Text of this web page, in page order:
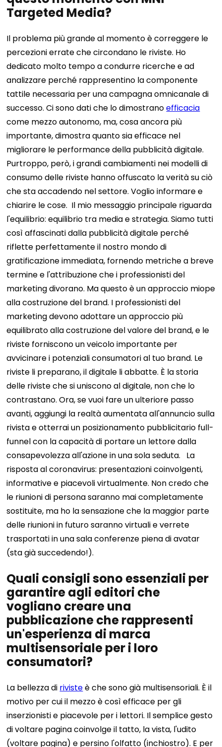
Targeted Media?
Il problema più grande al momento è correggere le
percezioni errate che circondano le riviste. Ho
dedicato molto tempo a condurre ricerche e ad
analizzare perché rappresentino la componente
tattile necessaria per una campagna omnicanale di
successo. Ci sono dati che lo dimostranoefficacia
come mezzo autonomo, ma, cosa ancora più
importante, dimostra quanto sia efficace nel
migliorare le performance della pubblicità digitale.
Purtroppo, però, i grandi cambiamenti nei modelli di
consumo delle riviste hanno offuscato la verità su ciò
che sta accadendo nel settore. Voglio informare e
chiarire le cose. Il mio messaggio principale riguarda
l'equilibrio: equilibrio tra media e strategia. Siamo tutti
così affascinati dalla pubblicità digitale perché
riflette perfettamente il nostro mondo di
gratificazione immediata, fornendo metriche a breve
termine e l'attribuzione che i professionisti del
marketing divorano. Ma questo è un approccio miope
alla costruzione del brand. I professionisti del
marketing devono adottare un approccio più
equilibrato alla costruzione del valore del brand, e le
riviste forniscono un veicolo importante per
avvicinare i potenziali consumatori al tuo brand. Le
riviste li preparano, il digitale li abbatte. È la storia
delle riviste che si uniscono al digitale, non che lo
contrastano. Ora, se vuoi fare un ulteriore passo
avanti, aggiungi la realtà aumentata all'annuncio sulla
rivista e otterrai un posizionamento pubblicitario full-
funnel con la capacità di portare un lettore dalla
consapevolezza all'azione in una sola seduta.
La
risposta al coronavirus: presentazioni coinvolgenti,
informative e piacevoli virtualmente. Non credo che
le riunioni di persona saranno mai completamente
sostituite, ma ho la sensazione che la maggior parte
delle riunioni in futuro saranno virtuali e verrete
trasportati in una sala conferenze piena di avatar
(sta già succedendo!).
Quali consigli sono essenziali per
garantire agli editori che
vogliano creare una
pubblicazione che rappresenti
un'esperienza di marca
multisensoriale per i loro
consumatori?
La bellezza di rivisteè che sono già multisensoriali. È il
motivo per cui il mezzo è così efficace per gli
inserzionisti e piacevole per i lettori. Il semplice gesto
di voltare pagina coinvolge il tatto, la vista, l'udito
(voltare pagina) e persino l'olfatto (inchiostro). E per